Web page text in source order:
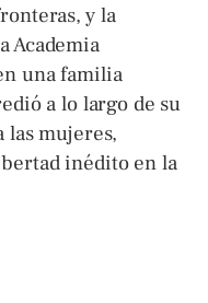
y la
Academia
una familia
a lo largo de su
las mujeres,
inédito en la